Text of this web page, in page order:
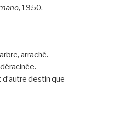
, 1950.
arraché.
d’autre destin que